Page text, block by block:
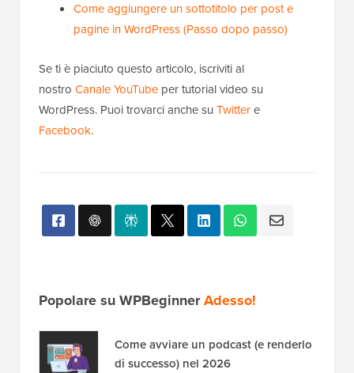
Come aggiungere un sottotitolo per post e
pagine in WordPress (Passo dopo passo)
Se ti è piaciuto questo articolo, iscriviti al
nostro Canale YouTube per tutorial video su
WordPress. Puoi trovarci anche su Twittere
Facebook.
Popolare su WPBeginnerAdesso!
Come avviare un podcast (e renderlo
di successo) nel 2026